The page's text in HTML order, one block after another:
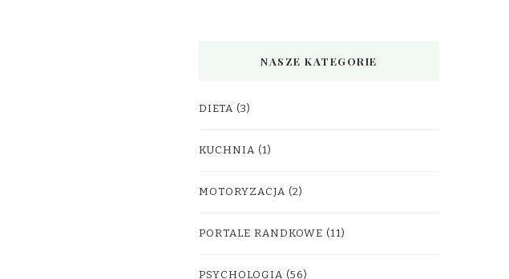
NASZE KATEGORIE
DIETA (3)
KUCHNIA (1)
MOTORYZACJA (2)
PORTALE RANDKOWE (11)
PSYCHOLOGIA (56)